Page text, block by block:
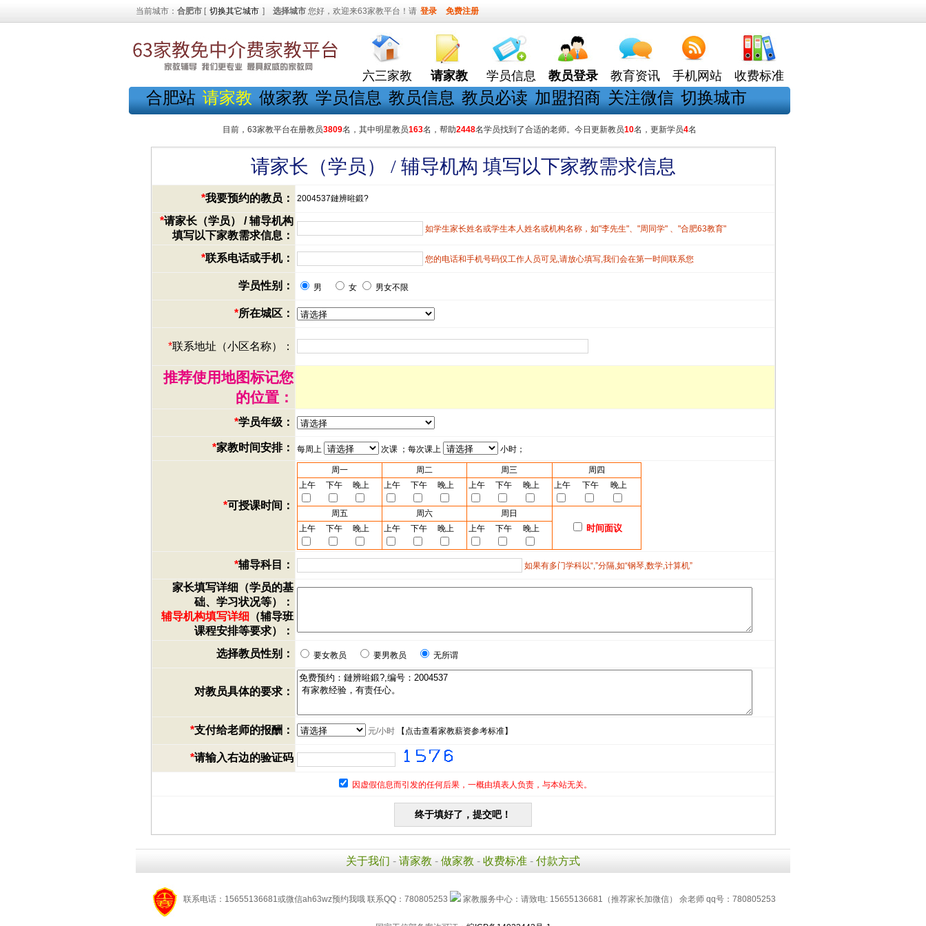
当前城市： 合肥市 [ 切换其它城市 ] 选择城市 您好，欢迎来63家教平台！请 登录 免费注册
六三家教 请家教 学员信息 教员登录 教育资讯 手机网站 收费标准
合肥站 请家教 做家教 学员信息 教员信息 教员必读 加盟招商 关注微信 切换城市
目前，63家教平台在册教员3809名，其中明星教员163名，帮助2448名学员找到了合适的老师。今日更新教员10名，更新学员4名
请家长（学员） / 辅导机构 填写以下家教需求信息
*我要预约的教员： 2004537鏈辨暀鍛?
*请家长（学员） / 辅导机构
填写以下家教需求信息：
如学生家长姓名或学生本人姓名或机构名称，如"李先生"、"周同学" 、"合肥63教育"
*联系电话或手机： 您的电话和手机号码仅工作人员可见,请放心填写,我们会在第一时间联系您
学员性别： 男 女 男女不限
*所在城区：
*联系地址（小区名称）：
推荐使用地图标记您
的位置：
*学员年级：
*家教时间安排： 每周上 次课 ；每次课上 小时；
*可授课时间：
周一 周二 周三
周四
上午
下午 晚上 上午 下午 晚上 上午 下午 晚上 上午 下午 晚上
周五 周六 周日
时间面议
上午 下午 晚上 上午 下午 晚上 上午 下午 晚上
*辅导科目： 如果有多门学科以“,”分隔,如“钢琴,数学,计算机”
家长填写详细（学员的基
础、学习状况等）：
辅导机构填写详细 （辅导班
课程安排等要求）：
选择教员性别：
要女教员 要男教员 无所谓
对教员具体的要求：
*支付给老师的报酬： 元/小时【 点击查看家教薪资参考标准】
*请输入右边的验证码
因虚假信息而引发的任何后果，一概由填表人负责，与本站无关。
关于我们 - 请家教 - 做家教 - 收费标准 - 付款方式
联系电话：15655136681或微信ah63wz预约我哦 联系QQ：780805253 家教服务中心：请致电: 15655136681（推荐家长加微信） 余老师 qq号：780805253